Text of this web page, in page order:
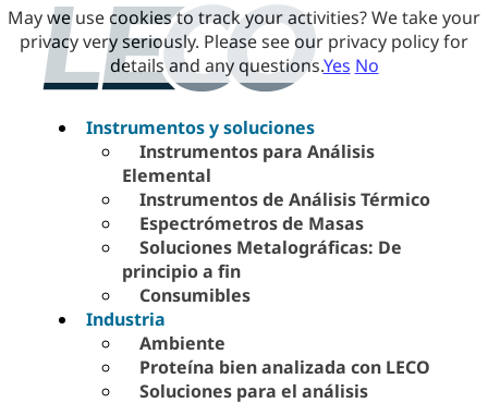
Instrumentos y soluciones
Instrumentos para Análisis
Elemental
Instrumentos de Análisis Térmico
Espectrómetros de Masas
Soluciones Metalográficas: De
principio a fin
Consumibles
Industria
Ambiente
Proteína bien analizada con LECO
Soluciones para el análisis
May we use cookies to track your activities? We take your
privacy very seriously. Please see our privacy policy for
details and any questions.Yes No